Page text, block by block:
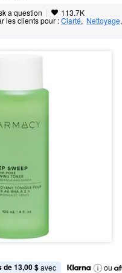
a question | 113.7K
les clients pour :Clarté, Nettoyage,
13,00 $ avec
ou